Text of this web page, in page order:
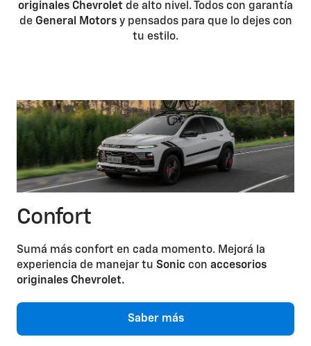
originales Chevrolet de alto nivel. Todos con garantía
de General Motorsy pensados para que lo dejes con
tu estilo.
Confort
Sumá más confort en cada momento. Mejorá la
experiencia de manejar tu Sonic con accesorios
originales Chevrolet.
Saber más